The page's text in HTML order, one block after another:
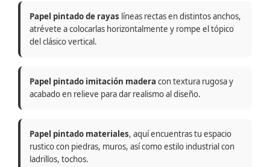
Papel pintado de rayas líneas rectas en distintos anchos,
atrévete a colocarlas horizontalmente y rompe el tópico
del clásico vertical.
Papel pintado imitación madera con textura rugosa y
acabado en relieve para dar realismo al diseño.
Papel pintado materiales, aquí encuentras tu espacio
rustico con piedras, muros, así como estilo industrial con
ladrillos, tochos.